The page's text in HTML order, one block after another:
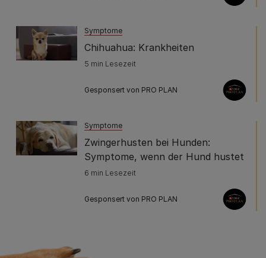
Symptome
Chihuahua: Krankheiten
5 min Lesezeit
Gesponsert von PRO PLAN
Symptome
Zwingerhusten bei Hunden:
Symptome, wenn der Hund hustet
6 min Lesezeit
Gesponsert von PRO PLAN